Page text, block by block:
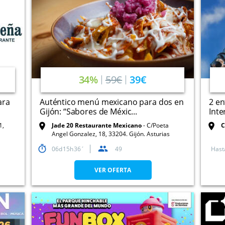
34% 59€ 39€
Auténtico menú mexicano para dos en
Gijón: “Sabores de Méxic...
Jade 20 Restaurante Mexicano C/Poeta
Angel Gonzalez, 18, 33204. Gijón. Asturias
06 15 36 49
VER OFERTA
2